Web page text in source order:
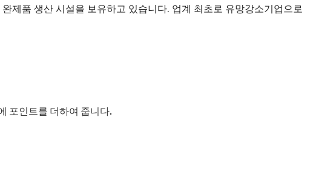
제품 생산 시설을 보유하고 있습니다. 업계 최초로 유망강소기업으로
포인트를 더하여 줍니다.